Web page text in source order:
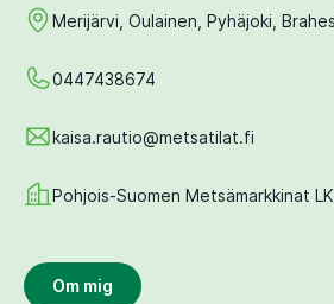
Merijärvi, Oulainen, Pyhäjoki,
0447438674
kaisa.rautio@metsatilat.fi
Pohjois-Suomen Metsämarkkinat
Om mig